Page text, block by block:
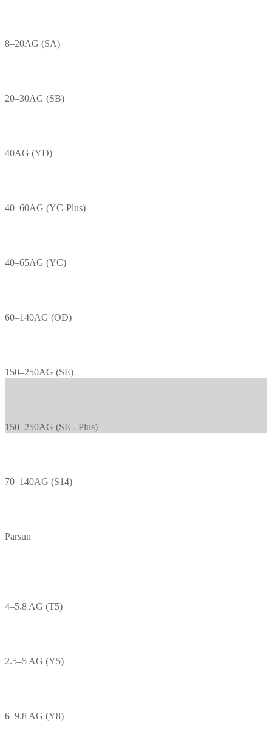
8–20AG (SA)
20–30AG (SB)
40AG (YD)
40–60AG (YC-Plus)
40–65AG (YC)
60–140AG (OD)
150–250AG (SE)
150–250AG (SE - Plus)
70–140AG (S14)
Parsun
4–5.8 AG (T5)
2.5–5 AG (Y5)
6–9.8 AG (Y8)